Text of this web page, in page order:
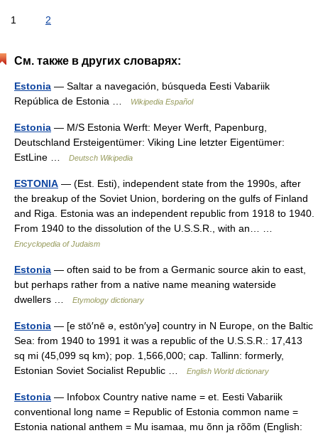
1 2
См. также в других словарях:
Estonia — Saltar a navegación, búsqueda Eesti Vabariik
República de Estonia …
Wikipedia Español
Estonia — M/S Estonia Werft: Meyer Werft, Papenburg,
Deutschland Ersteigentümer: Viking Line letzter Eigentümer:
EstLine …
Deutsch Wikipedia
ESTONIA — (Est. Esti), independent state from the 1990s, after
the breakup of the Soviet Union, bordering on the gulfs of Finland
and Riga. Estonia was an independent republic from 1918 to 1940.
From 1940 to the dissolution of the U.S.S.R., with an… …
Encyclopedia of Judaism
Estonia — often said to be from a Germanic source akin to east,
but perhaps rather from a native name meaning waterside
dwellers …
Etymology dictionary
Estonia — [e stō′nē ə, estōn′yə] country in N Europe, on the Baltic
Sea: from 1940 to 1991 it was a republic of the U.S.S.R.: 17,413
sq mi (45,099 sq km); pop. 1,566,000; cap. Tallinn: formerly,
Estonian Soviet Socialist Republic …
English World dictionary
Estonia — Infobox Country native name = et. Eesti Vabariik
conventional long name = Republic of Estonia common name =
Estonia national anthem = Mu isamaa, mu õnn ja rõõm (English: